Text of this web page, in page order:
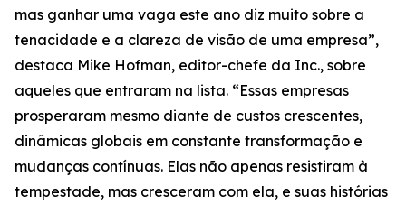
mas ganhar uma vaga este ano diz muito sobre a
tenacidade e a clareza de visão de uma empresa”,
destaca Mike Hofman, editor-chefe da Inc., sobre
aqueles que entraram na lista. “Essas empresas
prosperaram mesmo diante de custos crescentes,
dinâmicas globais em constante transformação e
mudanças contínuas. Elas não apenas resistiram à
tempestade, mas cresceram com ela, e suas histórias